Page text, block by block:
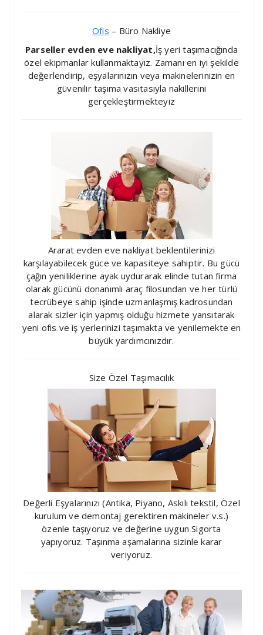
Ofis – Büro Nakliye
Parseller evden eve nakliyat,İş yeri taşımacığında
özel ekipmanlar kullanmaktayız. Zamanı en iyi şekilde
değerlendirip, eşyalarınızın veya makinelerinizin en
güvenilir taşıma vasıtasıyla nakillerini
gerçekleştirmekteyiz
Ararat evden eve nakliyat beklentilerinizi
karşılayabilecek güce ve kapasiteye sahiptir. Bu gücü
çağın yeniliklerine ayak uydurarak elinde tutan firma
olarak gücünü donanımlı araç filosundan ve her türlü
tecrübeye sahip işinde uzmanlaşmış kadrosundan
alarak sizler için yapmış olduğu hizmete yansıtarak
yeni ofis ve iş yerlerinizi taşımakta ve yenilemekte en
büyük yardımcınızdır.
Size Özel Taşımacılık
Değerli Eşyalarınızı (Antika, Piyano, Askılı tekstil, Özel
kurulum ve demontaj gerektiren makineler v.s.)
özenle taşıyoruz ve değerine uygun Sigorta
yapıyoruz. Taşınma aşamalarına sizinle karar
veriyoruz.